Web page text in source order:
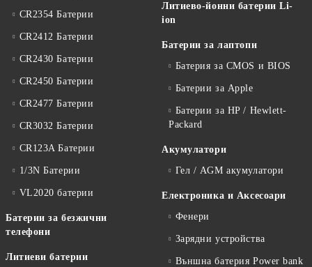
CR2354 Батерии
CR2412 Батерии
CR2430 Батерии
CR2450 Батерии
CR2477 Батерии
CR3032 Батерии
CR123A Батерии
1/3N Батерии
VL2020 батерии
Батерии за безжични
телефони
Литиеви батерии
Литиево-йонни батерии Li-
ion
Батерии за лаптопи
Батерия за CMOS и BIOS
Батерии за Apple
Батерии за HP / Hewlett-
Packard
Акумулатори
Гел / AGM акумулатори
Електроника и Аксесоари
Фенери
Зарядни устройства
Външна батерия Power bank